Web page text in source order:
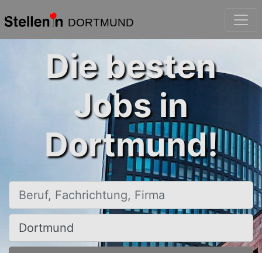
DORTMUND
Die besten
Jobs in
Dortmund!
Beruf, Fachrichtung, Firma
Ort, Stadt